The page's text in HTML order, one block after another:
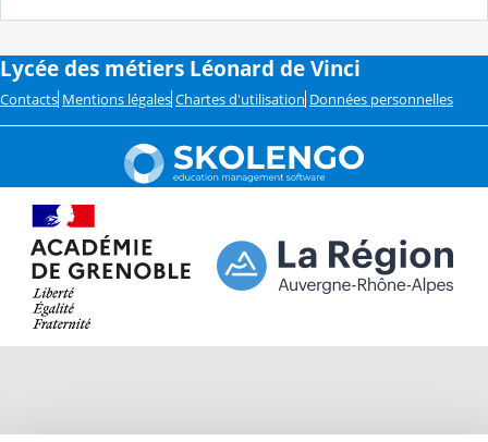
Lycée des métiers Léonard de Vinci
Contacts Mentions légales Chartes d'utilisation Données personnelles